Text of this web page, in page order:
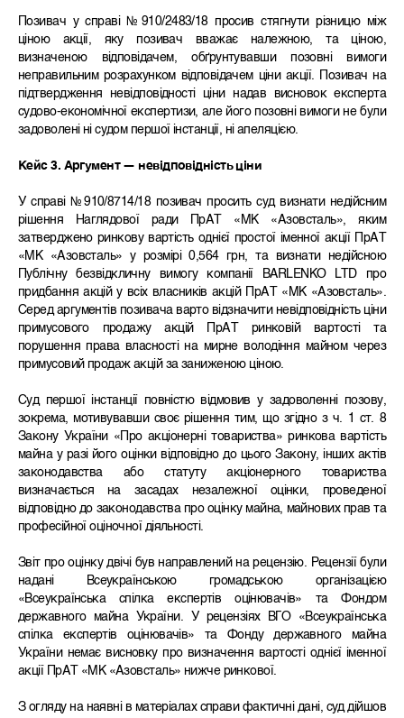
Позивач у справі №910/2483/18 просив стягнути різницю між
ціною акції, яку позивач вважає належною, та ціною,
визначеною відповідачем, обґрунтувавши позовні вимоги
неправильним розрахунком відповідачем ціни акції. Позивач на
підтвердження невідповідності ціни надав висновок експерта
судово-економічної експертизи, але його позовні вимоги не були
задоволені ні судом першої інстанції, ні апеляцією.
Кейс 3. Аргумент — невідповідність ціни
У справі №910/8714/18 позивач просить суд визнати недійсним
рішення Наглядової ради ПрАТ «МК «Азовсталь», яким
затверджено ринкову вартість однієї простої іменної акції ПрАТ
«МК «Азовсталь» у розмірі 0,564 грн, та визнати недійсною
Публічну безвідкличну вимогу компанії BARLENKO LTD про
придбання акцій у всіх власників акцій ПрАТ «МК «Азовсталь».
Серед аргументів позивача варто відзначити невідповідність ціни
примусового продажу акцій ПрАТ ринковій вартості та
порушення права власності на мирне володіння майном через
примусовий продаж акцій за заниженою ціною.
Суд першої інстанції повністю відмовив у задоволенні позову,
зокрема, мотивувавши своє рішення тим, що згідно з ч. 1 ст. 8
Закону України «Про акціонерні товариства» ринкова вартість
майна у разі його оцінки відповідно до цього Закону, інших актів
законодавства або статуту акціонерного товариства
визначається на засадах незалежної оцінки, проведеної
відповідно до законодавства про оцінку майна, майнових прав та
професійної оціночної діяльності.
Звіт про оцінку двічі був направлений на рецензію. Рецензії були
надані Всеукраїнською громадською організацією
«Всеукраїнська спілка експертів оцінювачів» та Фондом
державного майна України. У рецензіях ВГО «Всеукраїнська
спілка експертів оцінювачів» та Фонду державного майна
України немає висновку про визначення вартості однієї іменної
акції ПрАТ «МК «Азовсталь» нижче ринкової.
З огляду на наявні в матеріалах справи фактичні дані, суд дійшов